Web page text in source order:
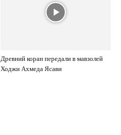
Древний коран передали в мавзолей
Ходжи Ахмеда Ясави